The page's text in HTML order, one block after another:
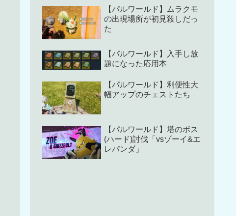
【パルワールド】ムラクモ
の出現場所が初見殺しだっ
た
【パルワールド】入手し放
題になった応用本
【パルワールド】利便性大
幅アップのチェストたち
【パルワールド】塔のボス
(ハード)討伐「vsゾーイ&エ
レパンダ」